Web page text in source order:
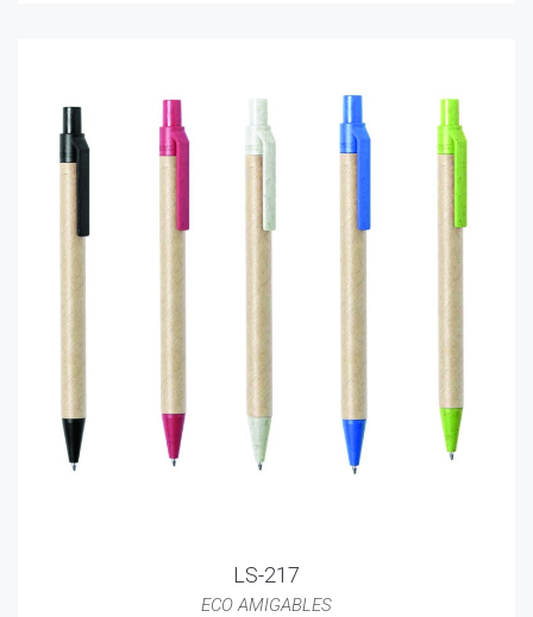
LS-217
ECO AMIGABLES